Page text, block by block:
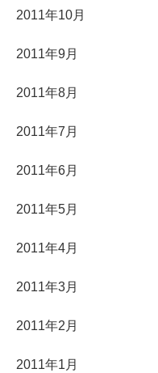
2011年10月
2011年9月
2011年8月
2011年7月
2011年6月
2011年5月
2011年4月
2011年3月
2011年2月
2011年1月